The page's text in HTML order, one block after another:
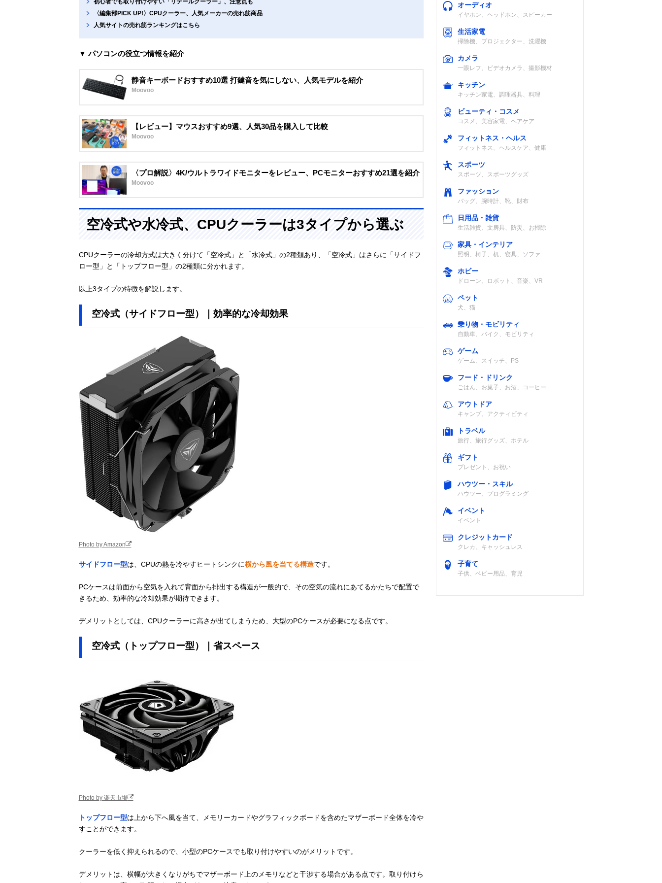
〈編集部PICK UP!〉CPUクーラー、人気メーカーの売れ筋商品
人気サイトの売れ筋ランキングはこちら
▼ パソコンの役立つ情報を紹介
静音キーボードおすすめ10選 打鍵音を気にしない、人気モデルを紹介
Moovoo
【レビュー】マウスおすすめ9選、人気30品を購入して比較
Moovoo
〈プロ解説〉4K/ウルトラワイドモニターをレビュー、PCモニターおすすめ21選を紹介
Moovoo
空冷式や水冷式、CPUクーラーは3タイプから選ぶ
CPUクーラーの冷却方式は大きく分けて「空冷式」と「水冷式」の2種類あり、「空冷式」はさらに「サイドフ
ロー型」と「トップフロー型」の2種類に分かれます。
以上3タイプの特徴を解説します。
空冷式（サイドフロー型）｜効率的な冷却効果
Photo by Amazon
サイドフロー型は、CPUの熱を冷やすヒートシンクに横から風を当てる構造です。
PCケースは前面から空気を入れて背面から排出する構造が一般的で、その空気の流れにあてるかたちで配置で
きるため、効率的な冷却効果が期待できます。
デメリットとしては、CPUクーラーに高さが出てしまうため、大型のPCケースが必要になる点です。
空冷式（トップフロー型）｜省スペース
Photo by 楽天市場
トップフロー型は上から下へ風を当て、メモリーカードやグラフィックボードを含めたマザーボード全体を冷や
すことができます。
クーラーを低く抑えられるので、小型のPCケースでも取り付けやすいのがメリットです。
デメリットは、横幅が大きくなりがちでマザーボード上のメモリなどと干渉する場合がある点です。取り付けら
オーディオ
イヤホン、ヘッドホン、スピーカー
生活家電
掃除機、プロジェクター、洗濯機
カメラ
一眼レフ、ビデオカメラ、撮影機材
キッチン
キッチン家電、調理器具、料理
ビューティ・コスメ
コスメ、美容家電、ヘアケア
フィットネス・ヘルス
フィットネス、ヘルスケア、健康
スポーツ
スポーツ、スポーツグッズ
ファッション
バッグ、腕時計、靴、財布
日用品・雑貨
生活雑貨、文房具、防災、お掃除
家具・インテリア
照明、椅子、机、寝具、ソファ
ホビー
ドローン、ロボット、音楽、VR
ペット
犬、猫
乗り物・モビリティ
自動車、バイク、モビリティ
ゲーム
ゲーム、スイッチ、PS
フード・ドリンク
ごはん、お菓子、お酒、コーヒー
アウトドア
キャンプ、アクティビティ
トラベル
旅行、旅行グッズ、ホテル
ギフト
プレゼント、お祝い
ハウツー・スキル
ハウツー、プログラミング
イベント
イベント
クレジットカード
クレカ、キャッシュレス
子育て
子供、ベビー用品、育児